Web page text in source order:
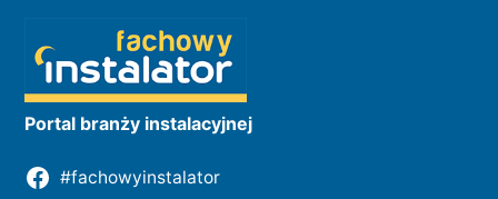
Portal branży instalacyjnej
#fachowyinstalator